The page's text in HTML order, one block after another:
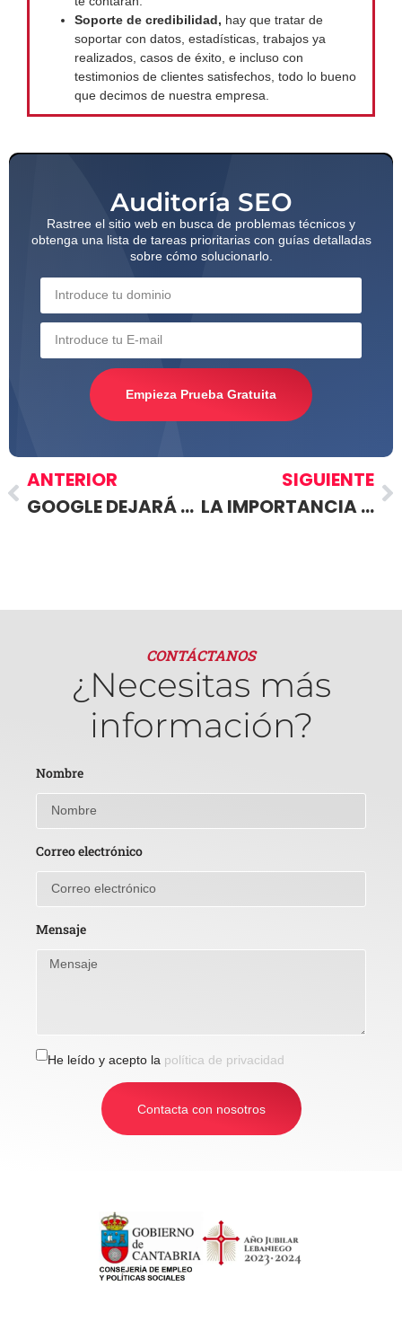
Soporte de credibilidad, hay que tratar de
soportar con datos, estadísticas, trabajos ya
realizados, casos de éxito, e incluso con
testimonios de clientes satisfechos, todo lo bueno
que decimos de nuestra empresa.
Auditoría SEO
Rastree el sitio web en busca de problemas técnicos y
obtenga una lista de tareas prioritarias con guías detalladas
sobre cómo solucionarlo.
Empieza Prueba Gratuita
ANTERIOR
GOOGLE DEJARÁ DE POSICIONAR LAS WEB SIN VERSIÓN MÓVIL EN MARZO DE 2021
SIGUIENTE
LA IMPORTANCIA DEL DISEÑO PARA UN SITIO WEB
¿Necesitas más
información?
CONTÁCTANOS
Nombre
Correo electrónico
Mensaje
He leído y acepto la política de privacidad
Contacta con nosotros